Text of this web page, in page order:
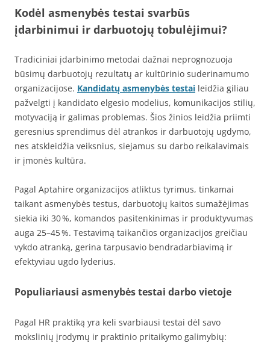
Kodėl asmenybės testai svarbūs
įdarbinimui ir darbuotojų tobulėjimui?
Tradiciniai įdarbinimo metodai dažnai neprognozuoja
būsimų darbuotojų rezultatų ar kultūrinio suderinamumo
organizacijose. Kandidatų asmenybės testai leidžia giliau
pažvelgti į kandidato elgesio modelius, komunikacijos stilių,
motyvaciją ir galimas problemas. Šios žinios leidžia priimti
geresnius sprendimus dėl atrankos ir darbuotojų ugdymo,
nes atskleidžia veiksnius, siejamus su darbo reikalavimais
ir įmonės kultūra.
Pagal Aptahire organizacijos atliktus tyrimus, tinkamai
taikant asmenybės testus, darbuotojų kaitos sumažėjimas
siekia iki 30 %, komandos pasitenkinimas ir produktyvumas
auga 25–45 %. Testavimą taikančios organizacijos greičiau
vykdo atranką, gerina tarpusavio bendradarbiavimą ir
efektyviau ugdo lyderius.
Populiariausi asmenybės testai darbo vietoje
Pagal HR praktiką yra keli svarbiausi testai dėl savo
mokslinių įrodymų ir praktinio pritaikymo galimybių: